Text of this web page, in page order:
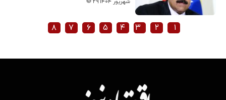
۱ ۲ ۳ ۴ ۵ ۶ ۷ ۸